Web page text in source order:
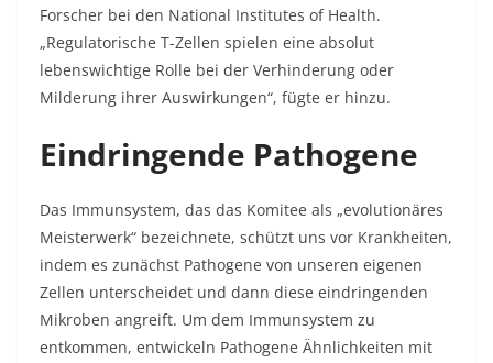
Forscher bei den National Institutes of Health.
„Regulatorische T-Zellen spielen eine absolut
lebenswichtige Rolle bei der Verhinderung oder
Milderung ihrer Auswirkungen“, fügte er hinzu.
Eindringende Pathogene
Das Immunsystem, das das Komitee als „evolutionäres
Meisterwerk“ bezeichnete, schützt uns vor Krankheiten,
indem es zunächst Pathogene von unseren eigenen
Zellen unterscheidet und dann diese eindringenden
Mikroben angreift. Um dem Immunsystem zu
entkommen, entwickeln Pathogene Ähnlichkeiten mit